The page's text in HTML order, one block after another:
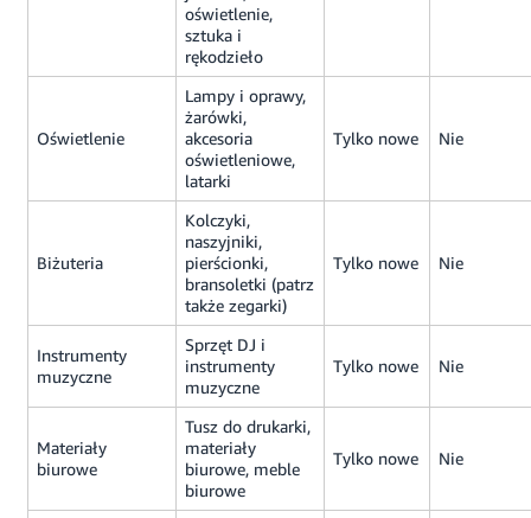
oświetlenie,
sztuka i
rękodzieło
Oświetlenie
Lampy i oprawy,
żarówki,
akcesoria
oświetleniowe,
latarki
Tylko nowe Nie
Biżuteria
Kolczyki,
naszyjniki,
pierścionki,
bransoletki (patrz
także zegarki)
Tylko nowe Nie
Instrumenty
muzyczne
Sprzęt DJ i
instrumenty
muzyczne
Tylko nowe Nie
Materiały
biurowe
Tusz do drukarki,
materiały
biurowe, meble
biurowe
Tylko nowe Nie